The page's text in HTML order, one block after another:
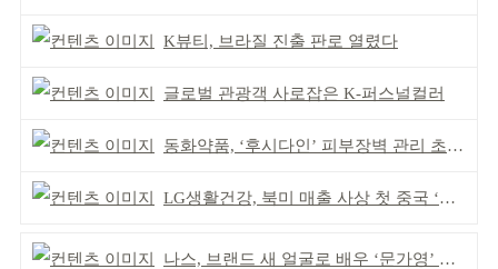
K뷰티, 브라질 진출 판로 열렸다
글로벌 관광객 사로잡은 K-퍼스널컬러
동화약품, ‘후시다인’ 피부장벽 관리 초점 ‘리브랜딩’
LG생활건강, 북미 매출 사상 첫 중국 ‘추월’
나스, 브랜드 새 얼굴로 배우 ‘문가영’ 발탁